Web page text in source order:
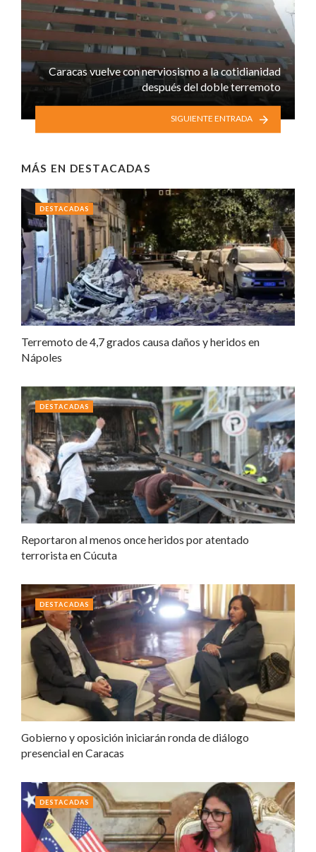
Caracas vuelve con nerviosismo a la cotidianidad
después del doble terremoto
SIGUIENTE ENTRADA
MÁS EN DESTACADAS
Terremoto de 4,7 grados causa daños y heridos en
Nápoles
DESTACADAS
Reportaron al menos once heridos por atentado
terrorista en Cúcuta
DESTACADAS
Gobierno y oposición iniciarán ronda de diálogo
presencial en Caracas
DESTACADAS
DESTACADAS